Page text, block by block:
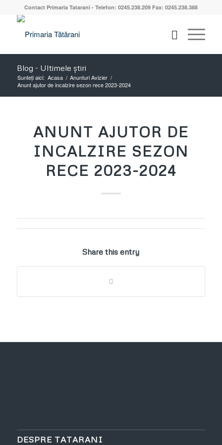
Contact Primaria Tatarani - Telefon: 0245.238.209 Fax: 0245.238.388
Blog - Ultimele știri
Sunteți aici: Acasa / Anunturi Avizier /
Anunt ajutor de incalzire sezon rece 2023-2024
ANUNT AJUTOR DE
INCALZIRE SEZON
RECE 2023-2024
Share this entry
DESPRE TATARANI